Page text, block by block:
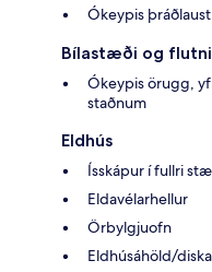
Ókeypis
Bílastæði og
Ókeypis örugg,
staðnum
Eldhús
Ísskápur í fullri
Eldavélarhellur
Örbylgjuofn
Eldhúsáhöld/